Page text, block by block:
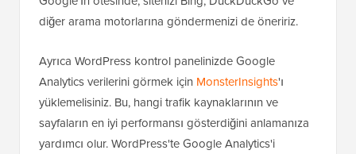
diğer arama motorlarına göndermenizi de öneririz.
Ayrıca WordPress kontrol panelinizde Google
Analytics verilerini görmek için MonsterInsights'ı
yüklemelisiniz. Bu, hangi trafik kaynaklarının ve
sayfaların en iyi performansı gösterdiğini anlamanıza
yardımcı olur. WordPress'te Google Analytics'i